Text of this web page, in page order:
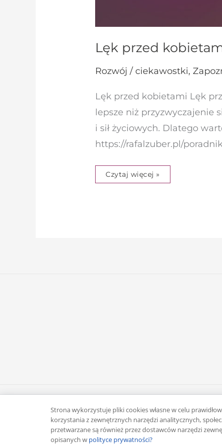
Lęk przed
Rozwój / ciekawostki,
Lęk przed kobietami Lęk
lepsze niż przyzwyczajenie
i sił życiowych. Dlatego
https://rafalzuber.pl/
Czytaj więcej »
Copyright © 2026 Rafał Żuber
Strona wykorzystuje pliki cookies własne w celu
korzystania z zewnętrznych narzędzi analitycznych,
przetwarzane są również przez dostawców narzędzi
opisanych w polityce prywatności?